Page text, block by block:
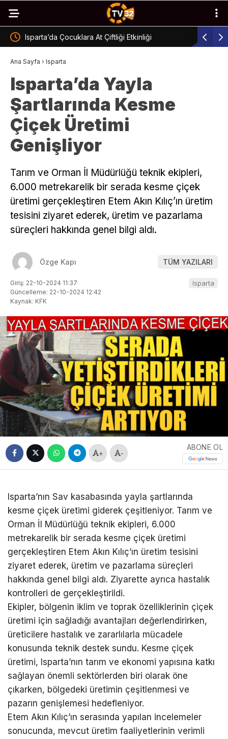
Isparta’da Yol Yarışı Heyecanı Yaşandı Emzirme
Ana Sayfa › Isparta
Isparta’da Yayla
Şartlarında Kesme
Çiçek Üretimi
Genişliyor
Tarım ve Orman İl Müdürlüğü teknik ekipleri,
6.000 metrekarelik bir serada kesme çiçek
üretimi gerçekleştiren Etem Akın Kılıç’ın üretim
tesisini ziyaret ederek, üretim ve pazarlama
süreçleri hakkında genel bilgi aldı.
Özge Kapı TÜM YAZILARI
Giriş: 22-10-2024 11:37
Güncelleme: 22-10-2024 12:42
Kaynak: KFK
Isparta
+ -
ABONE OL
Isparta’nın Sav kasabasında yayla şartlarında
kesme çiçek üretimi giderek çeşitleniyor. Tarım ve
Orman İl Müdürlüğü teknik ekipleri, 6.000
metrekarelik bir serada kesme çiçek üretimi
gerçekleştiren Etem Akın Kılıç’ın üretim tesisini
ziyaret ederek, üretim ve pazarlama süreçleri
hakkında genel bilgi aldı. Ziyarette ayrıca hastalık
kontrolleri de gerçekleştirildi.
Ekipler, bölgenin iklim ve toprak özelliklerinin çiçek
üretimi için sağladığı avantajları değerlendirirken,
üreticilere hastalık ve zararlılarla mücadele
konusunda teknik destek sundu. Kesme çiçek
üretimi, Isparta’nın tarım ve ekonomi yapısına katkı
sağlayan önemli sektörlerden biri olarak öne
çıkarken, bölgedeki üretimin çeşitlenmesi ve
pazarın genişlemesi hedefleniyor.
Etem Akın Kılıç’ın serasında yapılan incelemeler
sonucunda, mevcut üretim faaliyetlerinin verimli